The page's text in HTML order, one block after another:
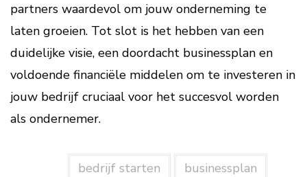
partners waardevol om jouw onderneming te
laten groeien. Tot slot is het hebben van een
duidelijke visie, een doordacht businessplan en
voldoende financiële middelen om te investeren in
jouw bedrijf cruciaal voor het succesvol worden
als ondernemer.
bedrijf starten
businessplan